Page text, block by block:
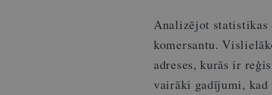
Analizējot statistikas
komersantu.
adreses, kurās ir
vairāki gadījumi, kad